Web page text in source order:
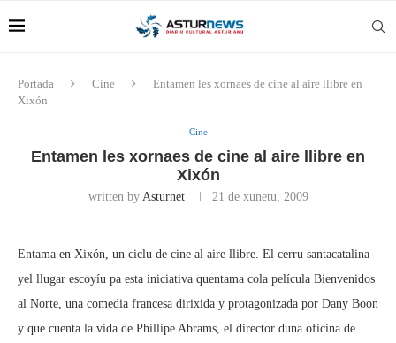
Portada Cine
Entamen les xornaes de cine al aire llibre en
Xixón
Cine
Entamen les xornaes de cine al aire llibre en
Xixón
written by Asturnet 21 de xunetu, 2009
Entama en Xixón, un ciclu de cine al aire llibre. El cerru santacatalina
yel llugar escoyíu pa esta iniciativa quentama cola película Bienvenidos
al Norte, una comedia francesa dirixida y protagonizada por Dany Boon
y que cuenta la vida de Phillipe Abrams, el director duna oficina de